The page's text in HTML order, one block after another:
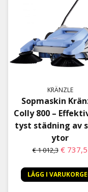
KRÄNZLE
Sopmaskin
Colly 800 –
tyst städning av
ytor
€ 1 012,3 € 737,5
LÄGG I